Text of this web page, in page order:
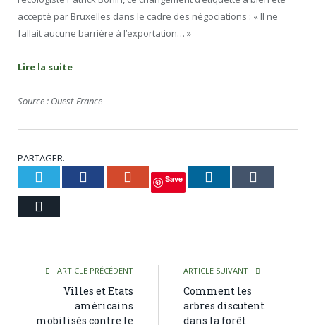
accepté par Bruxelles dans le cadre des négociations : « Il ne
fallait aucune barrière à l’exportation… »
Lire la suite
Source : Ouest-France
PARTAGER.
Twitter Facebook Google+
Save LinkedIn
ARTICLE PRÉCÉDENT
Villes et Etats
américains
mobilisés contre le
ARTICLE SUIVANT
Comment les
arbres discutent
dans la forêt